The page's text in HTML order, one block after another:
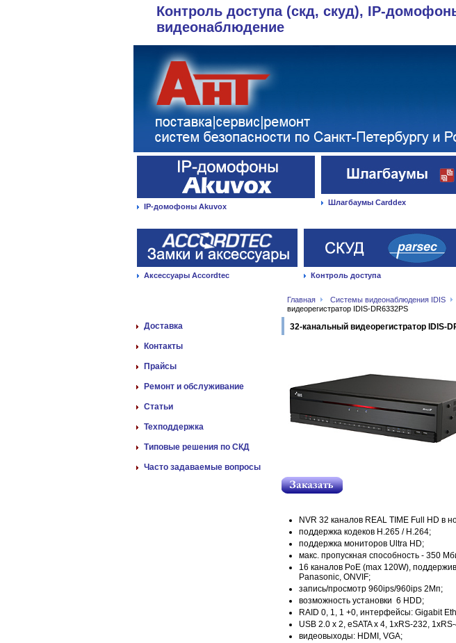
Контроль доступа (скд, скуд), IP-
видеонаблюдение
IP-домофоны Akuvox Шлагбаумы Carddex
Аксессуары Accordtec Контроль доступа
Главная Системы видеонаблюдения IDIS
видеорегистратор IDIS-DR6332PS
Доставка
Контакты
Прайсы
Ремонт и обслуживание
Статьи
Техподдержка
Типовые решения по СКД
Часто задаваемые вопросы
32-канальный видеорегистратор IDIS-
NVR 32 каналов REAL TIME Full HD в
поддержка кодеков H.265 / H.264;
поддержка мониторов Ultra HD;
макс. пропускная способность - 350
16 каналов PoE (max 120W),
Panasonic, ONVIF;
запись/просмотр 960ips/960ips 2Мп;
возможность установки 6 HDD;
RAID 0, 1, 1 +0, интерфейсы: Gigabit
USB 2.0 x 2, eSATA x 4, 1хRS-232,
видеовыходы: HDMI, VGA;